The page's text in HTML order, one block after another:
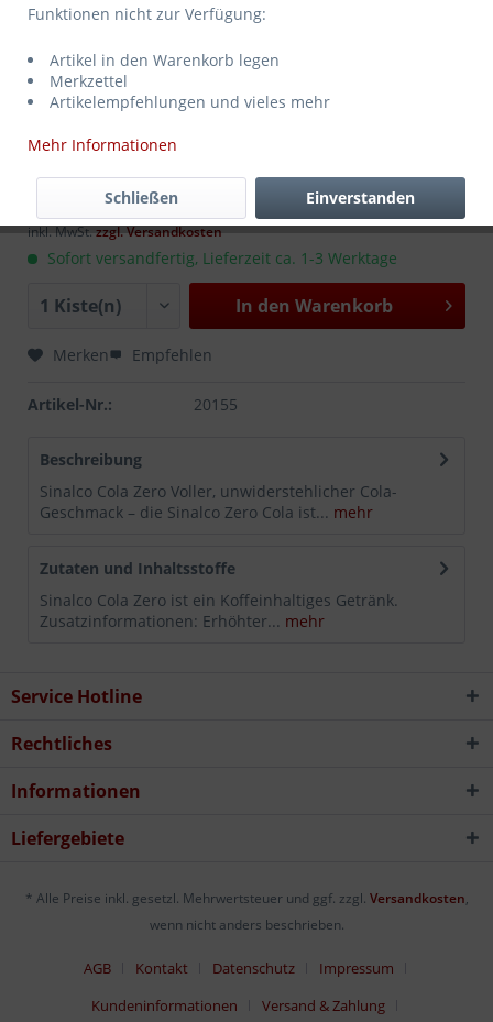
13,99 € *MEHRWEG
12 Liter (1,17 € * / 1 Liter)
inkl. MwSt.zzgl. Versandkosten
Sofort versandfertig, Lieferzeit ca. 1-3 Werktage
In den Warenkorb
Merken Empfehlen
Artikel-Nr.: 20155
Beschreibung
Sinalco Cola Zero Voller, unwiderstehlicher Cola-
Geschmack – die Sinalco Zero Cola ist... mehr
Zutaten und Inhaltsstoffe
Sinalco Cola Zero ist ein Koffeinhaltiges Getränk.
Zusatzinformationen: Erhöhter... mehr
Service Hotline
Rechtliches
Informationen
Liefergebiete
* Alle Preise inkl. gesetzl. Mehrwertsteuer und ggf. zzgl. Versandkosten,
wenn nicht anders beschrieben.
AGB Kontakt Datenschutz
Impressum
Kundeninformationen
Versand & Zahlung
Funktionen nicht zur Verfügung:
Artikel in den Warenkorb legen
Merkzettel
Artikelempfehlungen und vieles mehr
Mehr Informationen
Einverstanden
Schließen